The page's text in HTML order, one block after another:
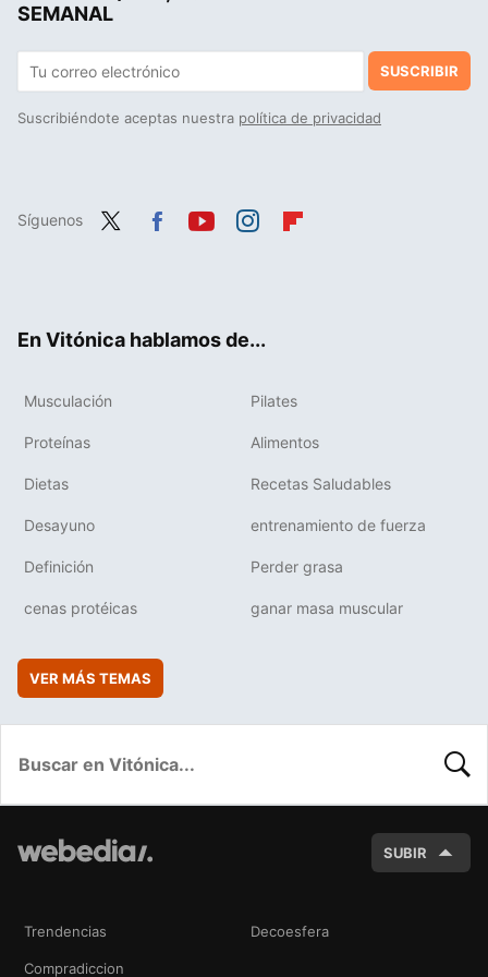
SEMANAL
SUSCRIBIR
Suscribiéndote aceptas nuestra política de privacidad
Síguenos
En Vitónica hablamos de...
Musculación Pilates
Proteínas Alimentos
Dietas Recetas Saludables
Desayuno entrenamiento de fuerza
Definición Perder grasa
cenas protéicas ganar masa muscular
VER MÁS TEMAS
SUBIR
Trendencias Decoesfera
Compradiccion